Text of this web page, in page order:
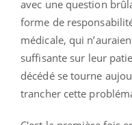
avec une question
forme de
médicale, qui
suffisante sur leur
décédé se tourne
trancher cette